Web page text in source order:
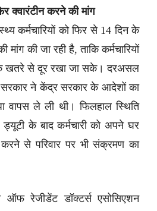
क्वारंटीन करने की मांग
कर्मचारियों को फिर से 14 दिन के
मांग की जा रही है, ताकि कर्मचारियों
खतरे से दूर रखा जा सके। दरअसल
सरकार ने केंद्र सरकार के आदेशों का
वापस ले ली थी। फिलहाल स्थिति
ड्यूटी के बाद कर्मचारी को अपने घर
से परिवार पर भी संक्रमण का
रेजीडेंट डॉक्टर्स एसोसिएशन